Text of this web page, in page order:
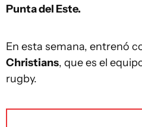
Punta del Este.
En esta semana, entrenó
Christians, que es el
rugby.